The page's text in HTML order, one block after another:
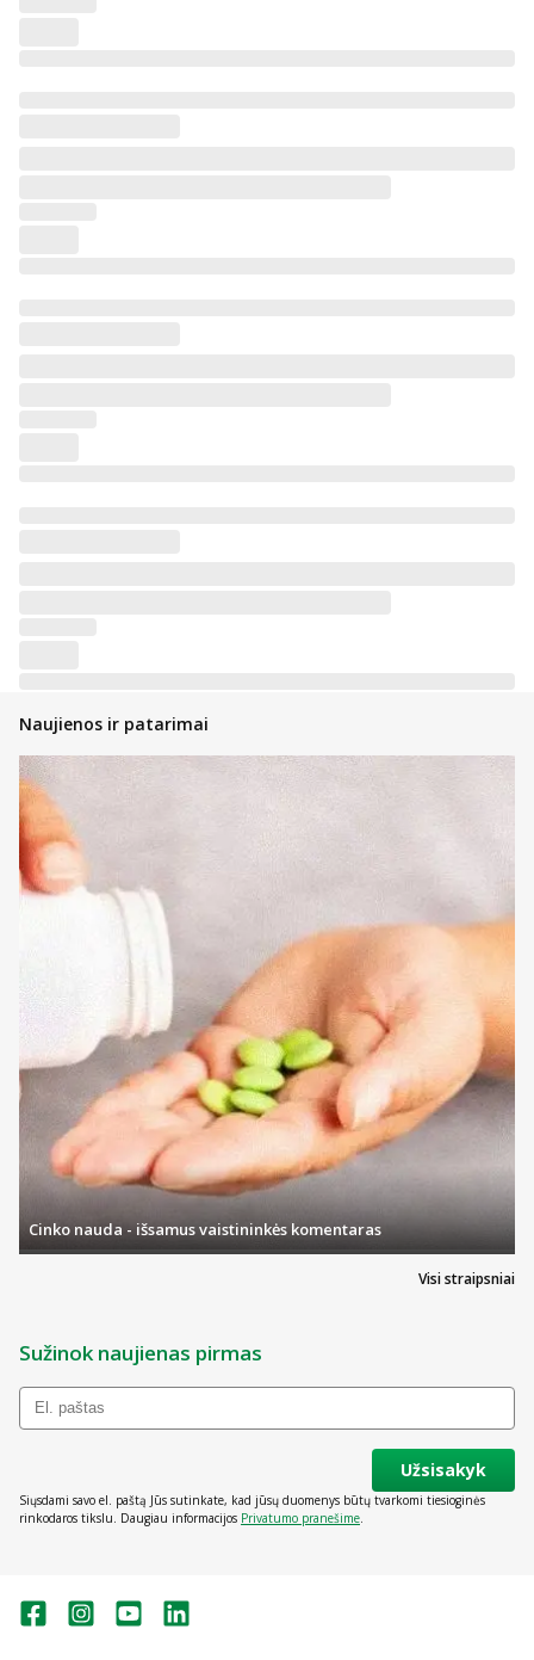
Naujienos ir patarimai
Visi straipsniai
Cinko nauda - išsamus vaistininkės komentaras
Sužinok naujienas pirmas
Užsisakyk
Siųsdami savo el. paštą Jūs sutinkate, kad jūsų duomenys būtų tvarkomi tiesioginės
rinkodaros tikslu. Daugiau informacijos Privatumo pranešime.